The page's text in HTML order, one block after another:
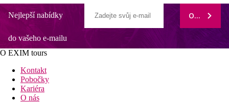
Nejlepší nabídky
do vašeho e-mailu
ODEBÍRAT
O EXIM tours
Kontakt
Pobočky
Kariéra
O nás